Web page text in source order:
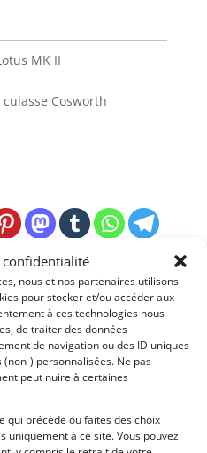
confidentialité
nous et nos partenaires utilisons
pour stocker et/ou accéder aux
à ces technologies nous
de traiter des données
de navigation ou des ID uniques
) personnalisées. Ne pas
peut nuire à certaines
qui précède ou faites des choix
uniquement à ce site. Vous pouvez
MK II
Cosworth
Numéro Extrait